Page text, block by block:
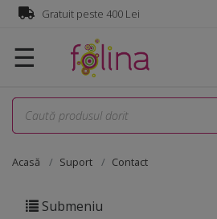
Gratuit peste 400 Lei
☰
Acasă Suport Contact
Submeniu